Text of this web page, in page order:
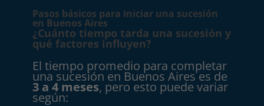
Pasos básicos para iniciar una sucesión
en Buenos Aires
¿Cuánto tiempo tarda una sucesión y
qué factores influyen?
El tiempo promedio para completar
una sucesión en Buenos Aires es de
3 a 4 meses, pero esto puede variar
según: